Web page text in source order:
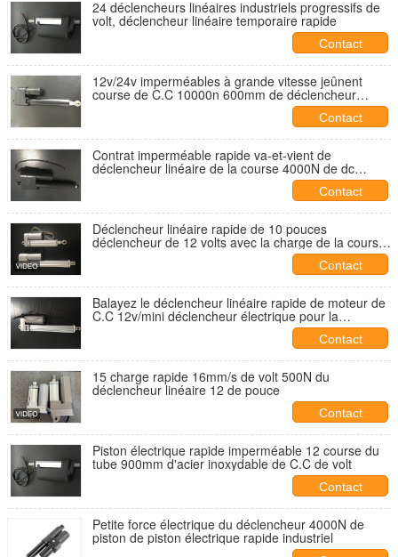
24 déclencheurs linéaires industriels progressifs de
volt, déclencheur linéaire temporaire rapide
Contact
12v/24v imperméables à grande vitesse jeûnent
course de C.C 10000n 600mm de déclencheur
Contact
Contrat imperméable rapide va-et-vient de
déclencheur linéaire de la course 4000N de dc
Contact
Déclencheur linéaire rapide de 10 pouces
déclencheur de 12 volts avec la charge de la course
10KG du commutateur de limite 50cm
Contact
Balayez le déclencheur linéaire rapide de moteur de
C.C 12v/mini déclencheur électrique pour la
Contact
15 charge rapide 16mm/s de volt 500N du
déclencheur linéaire 12 de pouce
Contact
Piston électrique rapide imperméable 12 course du
tube 900mm d'acier inoxydable de C.C de volt
Contact
Petite force électrique du déclencheur 4000N de
piston de piston électrique rapide industriel